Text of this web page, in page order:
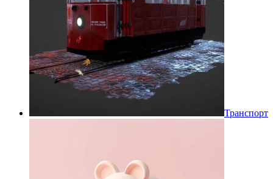
Транспорт